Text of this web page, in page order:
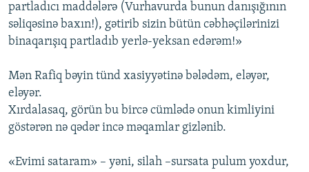
partladıcı maddələrə (Vurhavurda bunun danışığının
səliqəsinə baxın!), gətirib sizin bütün cəbhəçilərinizi
binaqarışıq partladıb yerlə-yeksan edərəm!»
Mən Rafiq bəyin tünd xasiyyətinə bələdəm, eləyər,
eləyər.
Xırdalasaq, görün bu bircə cümlədə onun kimliyini
göstərən nə qədər incə məqamlar gizlənib.
«Evimi sataram» – yəni, silah –sursata pulum yoxdur,